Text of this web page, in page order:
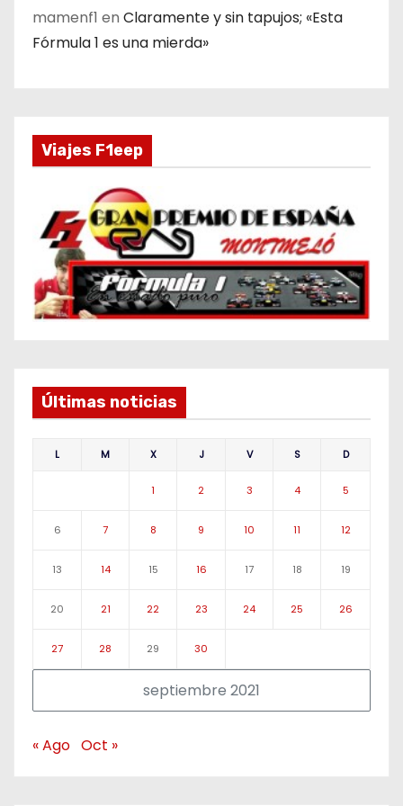
mamenf1 en Claramente y sin tapujos; «Esta
Fórmula 1 es una mierda»
Viajes F1eep
Últimas noticias
septiembre 2021
L M X J V S D
1 2 3 4 5
6 7 8 9 10 11 12
13 14 15 16 17 18 19
20 21 22 23 24 25 26
27 28 29 30
« Ago Oct »